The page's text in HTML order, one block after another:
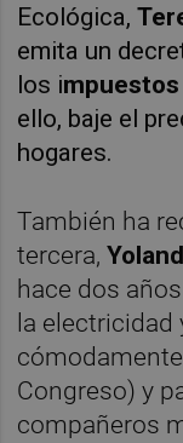
Ecológica,
emita un
los i
ello, baje el
hogares.
También ha
tercera,
hace dos
la electricidad
Congreso) y
compañeros